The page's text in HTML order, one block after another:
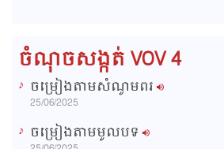
ចំណុចសង្កត់ VOV 4
ចម្រៀងតាមសំណូមពរ
25/06/2025
ចម្រៀងតាមមូលបទ